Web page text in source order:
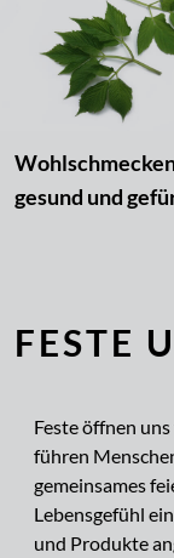
gesund und
FESTE
Feste öffnen
führen
gemeinsames
Lebensgefühl
und Produkte